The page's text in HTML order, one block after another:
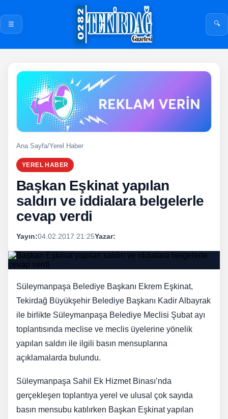
☰ 🔍
Ana Sayfa/Yerel Haber
YEREL HABER
Başkan Eşkinat yapılan
saldırı ve iddialara belgelerle
cevap verdi
Yayın:04.02.2017 21:25Yazar:
Süleymanpaşa Belediye Başkanı Ekrem Eşkinat,
Tekirdağ Büyükşehir Belediye Başkanı Kadir Albayrak
ile birlikte Süleymanpaşa Belediye Meclisi Şubat ayı
toplantısında meclise ve meclis üyelerine yönelik
yapılan saldırı ile ilgili basın mensuplarına
açıklamalarda bulundu.
Süleymanpaşa Sahil Ek Hizmet Binası’nda
gerçekleşen toplantıya yerel ve ulusal çok sayıda
basın mensubu katılırken Başkan Eşkinat yapılan